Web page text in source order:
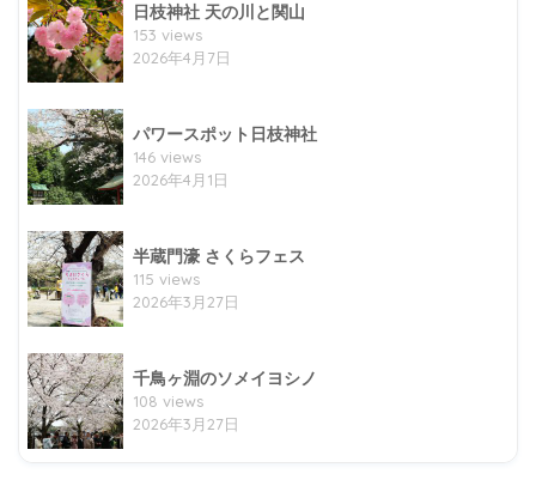
日枝神社 天の川と関山
153 views
2026年4月7日
パワースポット日枝神社
146 views
2026年4月1日
半蔵門濠 さくらフェス
115 views
2026年3月27日
千鳥ヶ淵のソメイヨシノ
108 views
2026年3月27日